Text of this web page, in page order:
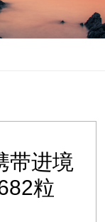
带进境
粒